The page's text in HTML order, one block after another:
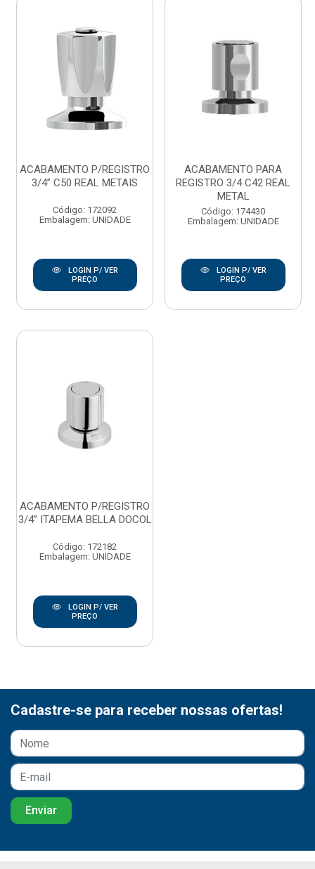
ACABAMENTO P/REGISTRO
3/4” C50 REAL METAIS
Código: 172092
Embalagem: UNIDADE
LOGIN P/ VER
PREÇO
ACABAMENTO PARA
REGISTRO 3/4 C42 REAL
METAL
Código: 174430
Embalagem: UNIDADE
LOGIN P/ VER
PREÇO
ACABAMENTO P/REGISTRO
3/4” ITAPEMA BELLA DOCOL
Código: 172182
Embalagem: UNIDADE
LOGIN P/ VER
PREÇO
Cadastre-se para receber nossas ofertas!